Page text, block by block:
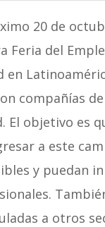
20 de
Feria del
en
compañías
El objetivo es
a este
y puedan
a otros